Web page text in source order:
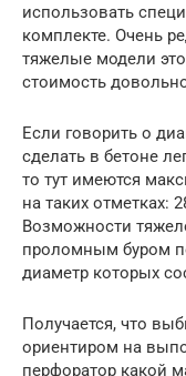
использовать
комплекте. Очень
тяжелые модели
стоимость
Если говорить о
сделать в бетоне
то тут имеются
на таких отметках:
Возможности
проломным буром
диаметр которых
Получается, что
ориентиром на
перфоратор какой